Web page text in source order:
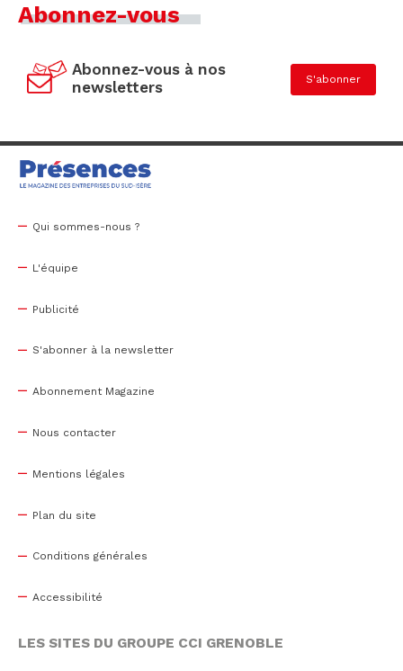
Abonnez-vous
Abonnez-vous à nos
newsletters
S'abonner
Qui sommes-nous ?
L'équipe
Publicité
S'abonner à la newsletter
Abonnement Magazine
Nous contacter
Mentions légales
Plan du site
Conditions générales
Accessibilité
LES SITES DU GROUPE CCI GRENOBLE